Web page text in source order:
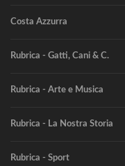
Costa Azzurra
Rubrica - Gatti, Cani & C.
Rubrica - Arte e Musica
Rubrica - La Nostra Storia
Rubrica - Sport